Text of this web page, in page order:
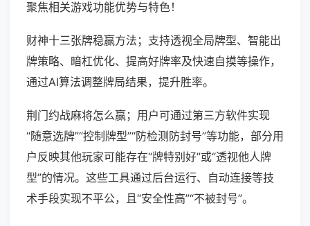
聚焦相关游戏功能优势与特色！
财神十三张牌稳赢方法；支持透视全局牌型、智能出
牌策略、暗杠优化、提高好牌率及快速自摸等操作，
通过AI算法调整牌局结果，提升胜率。
荆门约战麻将怎么赢；用户可通过第三方软件实现
“随意选牌”“控制牌型”“防检测防封号”等功能，部分用
户反映其他玩家可能存在“牌特别好”或“透视他人牌
型”的情况。这些工具通过后台运行、自动连接等技
术手段实现不平公，且“安全性高”“不被封号”。